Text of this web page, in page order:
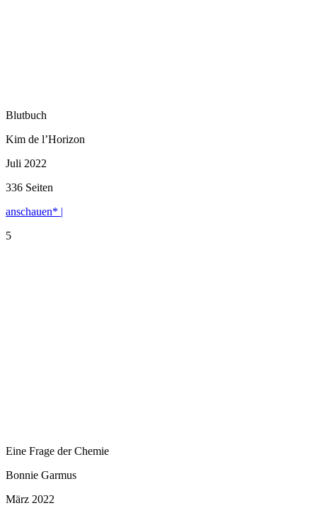
Blutbuch
Kim de l’Horizon
Juli 2022
336 Seiten
anschauen* |
5
Eine Frage der Chemie
Bonnie Garmus
März 2022